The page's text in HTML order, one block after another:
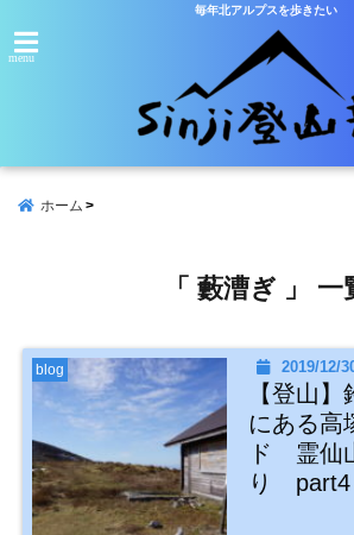
毎年北アルプスを歩きたい
menu
ホーム
「 藪漕ぎ 」 一
blog 2019/12/
【登山
にある
ド 霊仙
り part4